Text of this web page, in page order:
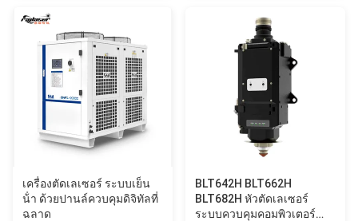
เครื่องตัดเลเซอร์ ระบบเย็น
น้ํา ด้วยปานล์ควบคุมดิจิทัลที่
ฉลาด
BLT642H BLT662H
BLT682H หัวตัดเลเซอร์
ระบบควบคุมคอมพิวเตอร์